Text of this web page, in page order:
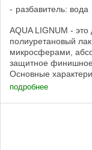
разбавитель: вода
AQUA LIGNUM -
полиуретановый
микросферами,
защитное финишное
Основные
подробнее